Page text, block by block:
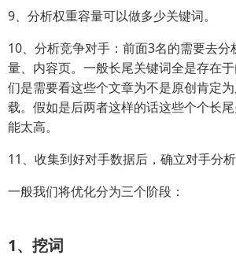
9、分析权重容量可以做多少关键词。
10、分析竞争对手：前面3名的需要去
量、内容页。一般长尾关键词全是存在
们是需要看这些个文章为不是原创肯定
载。假如是后两者这样的话这些个个长
能太高。
11、收集到好对手数据后，确立对手分析
一般我们将优化分为三个阶段：
1、挖词